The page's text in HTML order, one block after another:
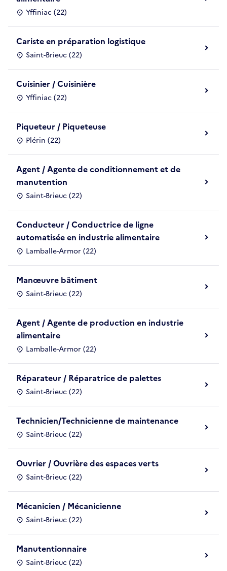
Yffiniac (22)
Cariste en préparation logistique
Saint-Brieuc (22)
Cuisinier / Cuisinière
Yffiniac (22)
Piqueteur / Piqueteuse
Plérin (22)
Agent / Agente de conditionnement et de
manutention
Saint-Brieuc (22)
Conducteur / Conductrice de ligne
automatisée en industrie alimentaire
Lamballe-Armor (22)
Manœuvre bâtiment
Saint-Brieuc (22)
Agent / Agente de production en industrie
alimentaire
Lamballe-Armor (22)
Réparateur / Réparatrice de palettes
Saint-Brieuc (22)
Technicien/Technicienne de maintenance
Saint-Brieuc (22)
Ouvrier / Ouvrière des espaces verts
Saint-Brieuc (22)
Mécanicien / Mécanicienne
Saint-Brieuc (22)
Manutentionnaire
Saint-Brieuc (22)